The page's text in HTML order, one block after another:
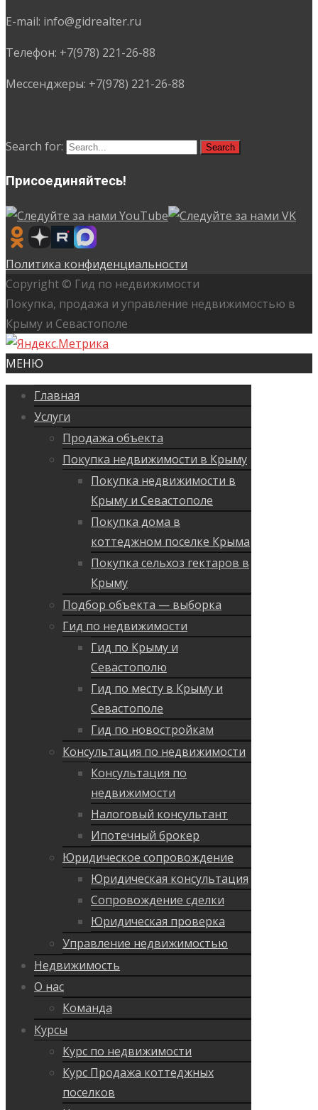
E-mail: info@gidrealter.ru
Телефон: +7(978) 221-26-88
Мессенджеры: +7(978) 221-26-88
Search for:
Присоединяйтесь!
Политика конфиденциальности
Copyright © Гид по недвижимости
Покупка, продажа и управление недвижимостью в
Крыму и Севастополе
МЕНЮ
Главная
Услуги
Продажа объекта
Покупка недвижимости в Крыму
Покупка недвижимости в
Крыму и Севастополе
Покупка дома в
коттеджном поселке Крыма
Покупка сельхоз гектаров в
Крыму
Подбор объекта — выборка
Гид по недвижимости
Гид по Крыму и
Севастополю
Гид по месту в Крыму и
Севастополе
Гид по новостройкам
Консультация по недвижимости
Консультация по
недвижимости
Налоговый консультант
Ипотечный брокер
Юридическое сопровождение
Юридическая консультация
Сопровождение сделки
Юридическая проверка
Управление недвижимостью
Недвижимость
О нас
Команда
Курсы
Курс по недвижимости
Курс Продажа коттеджных
поселков